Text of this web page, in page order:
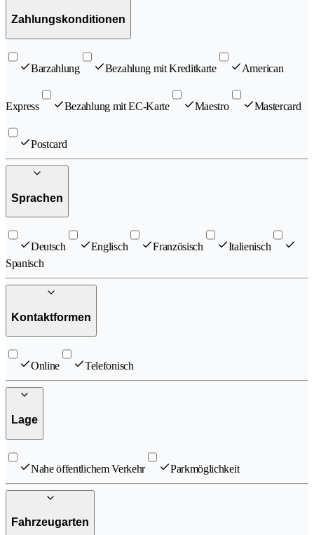
Zahlungskonditionen
Barzahlung Bezahlung mit Kreditkarte American
Express Bezahlung mit EC-Karte Maestro Mastercard
Postcard
Sprachen
Deutsch Englisch Französisch
Italienisch
Spanisch
Kontaktformen
Online Telefonisch
Lage
Nahe öffentlichem Verkehr Parkmöglichkeit
Fahrzeugarten